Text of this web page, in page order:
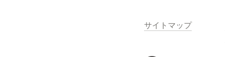
サイトマップ